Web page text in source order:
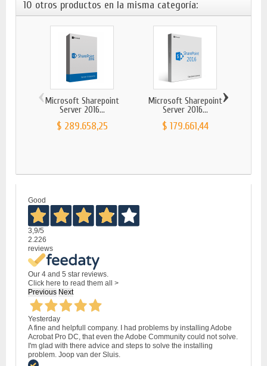
10 otros productos en la misma categoría:
Microsoft Sharepoint
Server 2016...
$ 289.658,25
Microsoft Sharepoint
Server 2016...
$ 179.661,44
‹ ›
Good
3,9/5
2.226
reviews
Our 4 and 5 star reviews.
Click here to read them all >
Previous Next
Yesterday
A fine and helpfull company. I had problems by installing Adobe
Acrobat Pro DC, that even the Adobe Community could not solve.
I'm glad with there advice and steps to solve the installing
problem. Joop van der Sluis.